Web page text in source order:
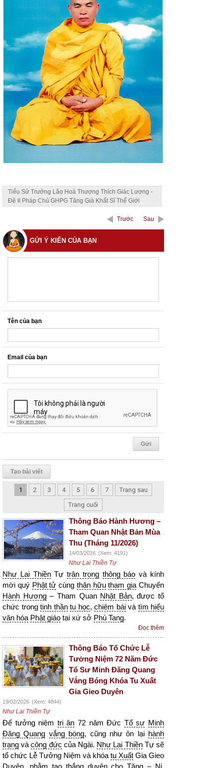
Tiểu Sử Trưởng Lão Hoà Thượng Thích Giác Lượng -
Đệ II Pháp Chủ GHPG Tăng Già Khất Sĩ Thế Giới
Trước Sau
GỬI Ý KIẾN CỦA BẠN
Tên của bạn
Email của bạn
Tạo bài viết
1 2 3 4 5 6 7
Trang sau
Trang cuối
Thông Báo Hành Hương –
Tham Quan Nhật Bản Mùa
Thu (Tháng 11/2026)
14/03/2026 (Xem: 4191)
Như Lai Thiền Tự
Như Lai ThiềnTựtrân trọng thông báo và kính
mời quý Phật tử cùng thân hữu tham gia Chuyến
Hành Hương– Tham Quan Nhật Bản, được tổ
chức trong tinh thần tu học, chiêm báivà tìm hiểu
văn hóa Phật giáo tại xứ sở Phù Tang.
Đọc thêm
Thông Báo Tổ Chức Lễ
Tưởng Niệm 72 Năm Đức
Tổ Sư Minh Đăng Quang
Vắng Bóng Khóa Tu Xuất
Gia Gieo Duyên
19/02/2026 (Xem: 4844)
Như Lai Thiền Tự
Để tưởng niệm tri ân 72 năm Đức Tổ sư Minh
Đăng Quang vắng bóng, cũng như ôn lại hành
trạng vàcông đức của Ngài. Như Lai ThiềnTự sẽ
tổ chức Lễ Tưởng Niệm và khóa tu Xuất Gia Gieo
Duyên, nhằm tạo thắng duyêncho Tăng – Ni,